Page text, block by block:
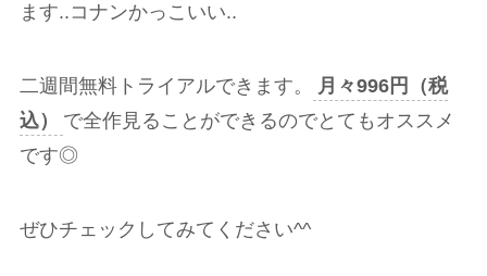
ます..コナンかっこいい..
二週間無料トライアルできます。
月々996円（税
込）
で全作見ることができるのでとてもオススメ
です◎
ぜひチェックしてみてください^^